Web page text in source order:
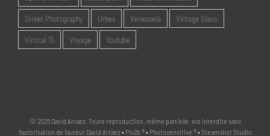
Street Photography Urbex Venezuela Vintage Glass
Virtical 15 Voyage Youtube
© 2025 David Arráez. Toute reproduction, même partielle, est interdite sans
l'autorisation de l'auteur David Arráez • Pix2b ® • Photosensitive ® • Steamshot Studio